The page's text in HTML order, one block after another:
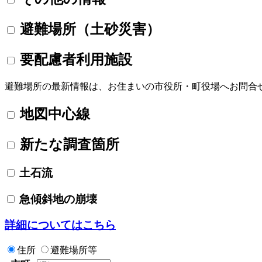
避難場所（土砂災害）
要配慮者利用施設
避難場所の最新情報は、お住まいの市役所・町役場へお問合
地図中心線
新たな調査箇所
土石流
急傾斜地の崩壊
詳細についてはこちら
住所
避難場所等